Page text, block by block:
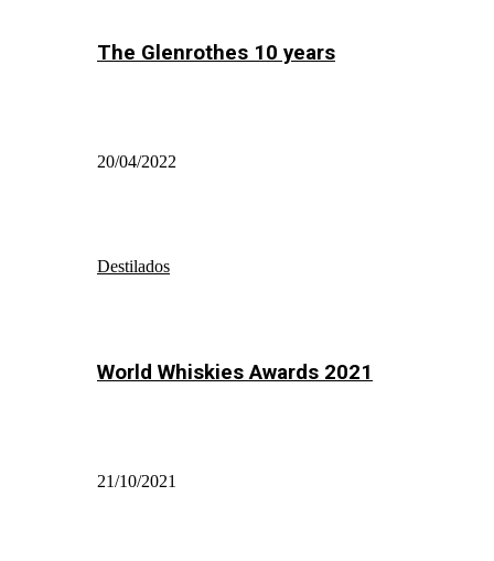
The Glenrothes 10 years
20/04/2022
Destilados
World Whiskies Awards 2021
21/10/2021